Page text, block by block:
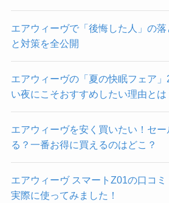
エアウィーヴで「後悔した人」の
と対策を全公開
エアウィーヴの「夏の快眠フェア
い夜にこそおすすめしたい理由とは
エアウィーヴを安く買いたい！セ
る？一番お得に買えるのはどこ？
エアウィーヴ スマートZ01の口コミ
実際に使ってみました！